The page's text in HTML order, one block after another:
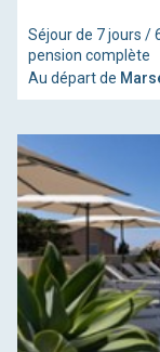
Séjour de 7 jours /
pension complète
Au départ de